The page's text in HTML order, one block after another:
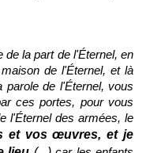
de la part de l'Éternel, en
de l'Éternel, et là
parole de l'Éternel, vous
ces portes, pour vous
l'Éternel des armées, le
et vos œuvres, et je